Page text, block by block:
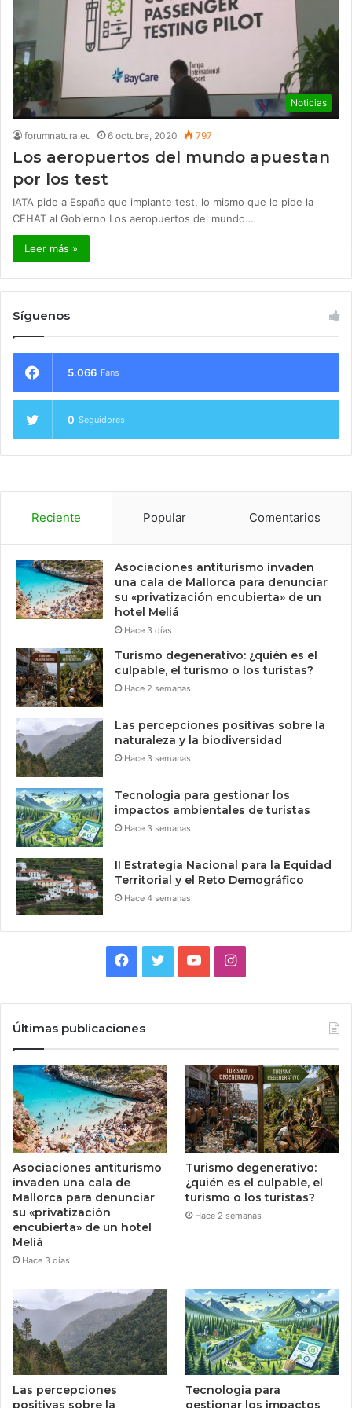
Noticias
forumnatura.eu 6 octubre, 2020 797
Los aeropuertos del mundo apuestan
por los test
IATA pide a España que implante test, lo mismo que le pide la
CEHAT al Gobierno Los aeropuertos del mundo…
Leer más »
Síguenos
5.066 Fans
0 Seguidores
Reciente Popular Comentarios
Asociaciones antiturismo invaden
una cala de Mallorca para denunciar
su «privatización encubierta» de un
hotel Meliá
Hace 3 días
Turismo degenerativo: ¿quién es el
culpable, el turismo o los turistas?
Hace 2 semanas
Las percepciones positivas sobre la
naturaleza y la biodiversidad
Hace 3 semanas
Tecnologia para gestionar los
impactos ambientales de turistas
Hace 3 semanas
II Estrategia Nacional para la Equidad
Territorial y el Reto Demográfico
Hace 4 semanas
Facebook
TwitterYouTubeInstagram
Últimas publicaciones
Asociaciones antiturismo
invaden una cala de
Mallorca para denunciar
su «privatización
encubierta» de un hotel
Meliá
Hace 3 días
Turismo degenerativo:
¿quién es el culpable, el
turismo o los turistas?
Hace 2 semanas
Las percepciones
positivas sobre la
Tecnologia para
gestionar los impactos